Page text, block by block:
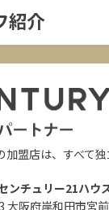
紹介
盟店は、すべて独
ンチュリー21ハウ
大阪府岸和田市宮